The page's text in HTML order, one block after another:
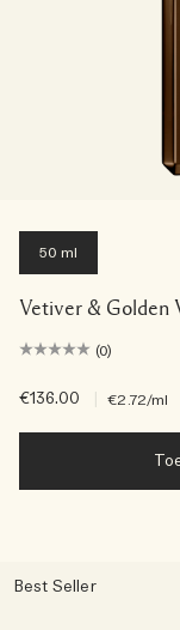
50 ml
Vetiver & Golden
(0)
€136.00 €2.72/ml
Best Seller